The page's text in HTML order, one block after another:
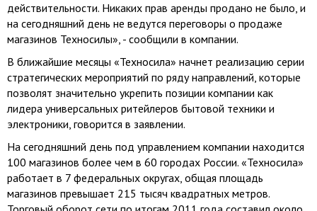
действительности. Никаких прав аренды продано не было, и
на сегодняшний день не ведутся переговоры о продаже
магазинов Техносилы», - сообщили в компании.
В ближайшие месяцы «Техносила» начнет реализацию серии
стратегических мероприятий по ряду направлений, которые
позволят значительно укрепить позиции компании как
лидера универсальных ритейлеров бытовой техники и
электроники, говорится в заявлении.
На сегодняшний день под управлением компании находится
100 магазинов более чем в 60 городах России. «Техносила»
работает в 7 федеральных округах, общая площадь
магазинов превышает 215 тысяч квадратных метров.